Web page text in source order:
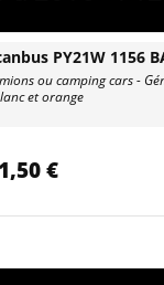
PY21W 1156
ou camping cars -
et orange
€